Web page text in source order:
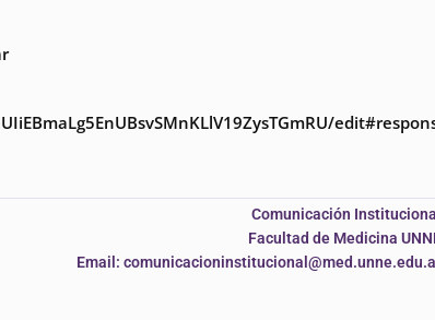
Comunicación
Facultad de Medicina
Email: